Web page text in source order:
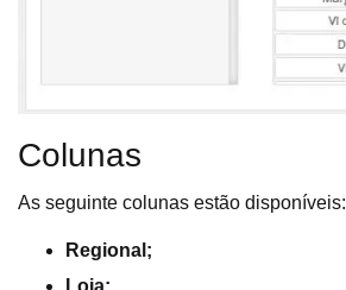
Colunas
As seguinte colunas estão disponíveis:
Regional;